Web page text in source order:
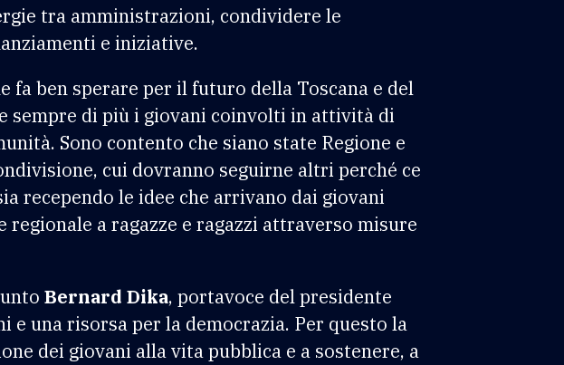
tra amministrazioni, condividere le
e iniziative.
fa ben sperare per il futuro della Toscana e del
sempre di più i giovani coinvolti in attività di
Sono contento che siano state Regione e
cui dovranno seguirne altri perché ce
recependo le idee che arrivano dai giovani
a ragazze e ragazzi attraverso misure
Bernard Dika, portavoce del presidente
una risorsa per la democrazia. Per questo la
dei giovani alla vita pubblica e a sostenere, a